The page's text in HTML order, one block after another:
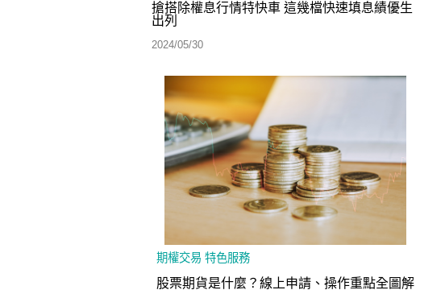
搶搭除權息行情特快車 這幾檔快速填息績優生
出列
2024/05/30
期權交易特色服務
股票期貨是什麼？線上申請、操作重點全圖解